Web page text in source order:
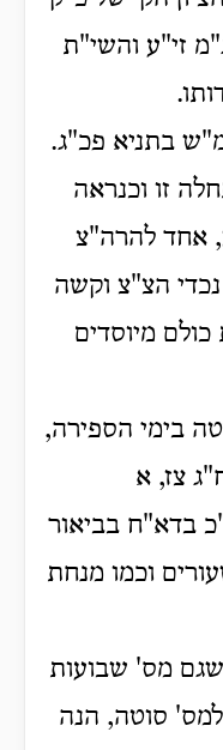
זי"ע והשי"ת
בתניא פכ"ג.
זו וכנראה
אחד להרה"צ
הצ"צ וקשה
מיוסדים
בימי הספירה,
צז, א
בדא"ח בביאור
וכמו מנחת
מס' שבועות
סוטה, הנה